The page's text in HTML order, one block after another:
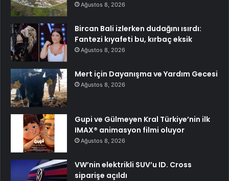
Ağustos 8, 2026
Bircan Bali izlerken dudağını ısırdı:
Fantezi kıyafeti bu, kırbaç eksik
Ağustos 8, 2026
Mert için Dayanışma ve Yardım Gecesi
Ağustos 8, 2026
Gupi ve Gülmeyen Kral Türkiye’nin ilk
IMAX® animasyon filmi oluyor
Ağustos 8, 2026
VW’nin elektrikli SUV’u ID. Cross
siparişe açıldı